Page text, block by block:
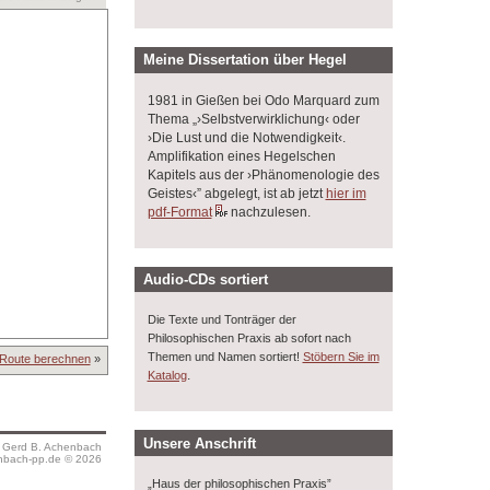
Route berechnen»
B. Achenbach
pp.de © 2026
Meine Dissertation über Hegel
1981 in Gießen bei Odo Marquard zum
Thema „›Selbstverwirklichung‹ oder
›Die Lust und die Notwendigkeit‹.
Amplifikation eines Hegelschen
Kapitels aus der ›Phänomenologie des
Geistes‹” abgelegt, ist ab jetzt hier im
pdf-Format
nachzulesen.
Audio-CDs sortiert
Die Texte und Tonträger der
Philosophischen Praxis ab sofort nach
Themen und Namen sortiert! Stöbern Sie im
Katalog.
Unsere Anschrift
„Haus der philosophischen Praxis”